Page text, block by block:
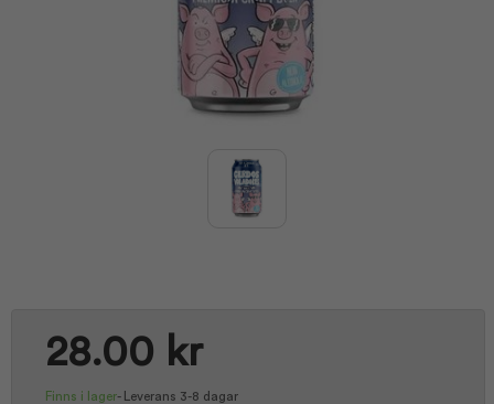
28.00 kr
Finns i lager- Leverans 3-8 dagar